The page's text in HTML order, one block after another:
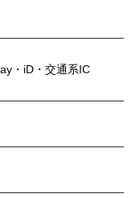
・iD・交通系IC